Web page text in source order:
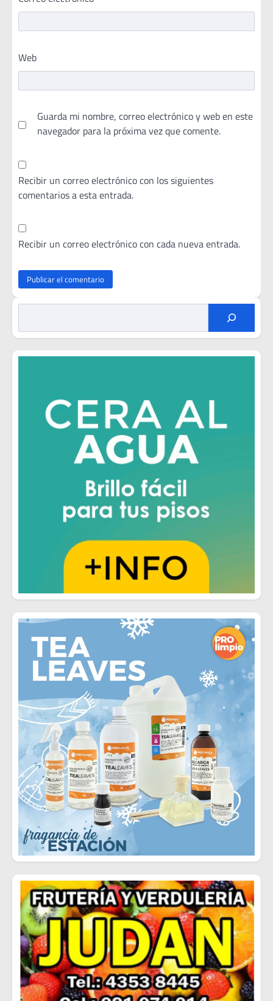
Web
Guarda mi nombre, correo electrónico y web en este
navegador para la próxima vez que comente.
Recibir un correo electrónico con los siguientes
comentarios a esta entrada.
Recibir un correo electrónico con cada nueva entrada.